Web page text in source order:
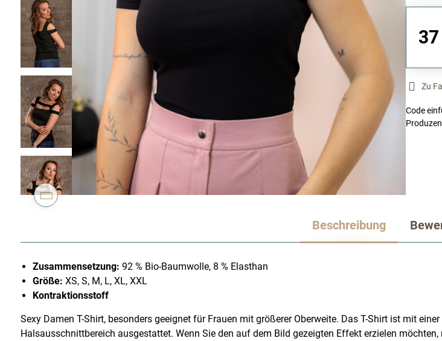
Zu
Code
Beschreibung
Zusammensetzung: 92 % Bio-Baumwolle, 8 % Elasthan
Größe: XS, S, M, L, XL, XXL
Kontraktionsstoff
Sexy Damen T-Shirt, besonders geeignet für Frauen mit größerer Oberweite. Das T-Shirt ist mit
Halsausschnittbereich ausgestattet. Wenn Sie den auf dem Bild gezeigten Effekt erzielen möchten,